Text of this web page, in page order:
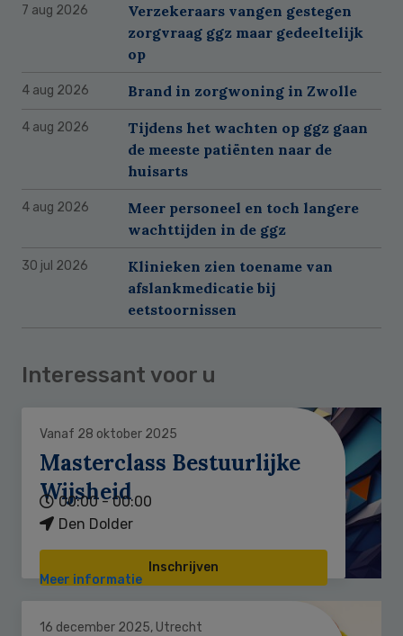
7 aug 2026
Verzekeraars vangen gestegen
zorgvraag ggz maar gedeeltelijk
op
4 aug 2026 Brand in zorgwoning in Zwolle
4 aug 2026
Tijdens het wachten op ggz gaan
de meeste patiënten naar de
huisarts
4 aug 2026
Meer personeel en toch langere
wachttijden in de ggz
30 jul 2026
Klinieken zien toename van
afslankmedicatie bij
eetstoornissen
Interessant voor u
Vanaf 28 oktober 2025
Masterclass Bestuurlijke
Wijsheid
00:00 - 00:00
Den Dolder
Inschrijven
Meer informatie
16 december 2025, Utrecht